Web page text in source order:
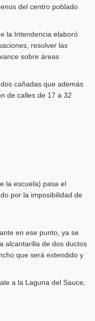
del centro poblado
la Intendencia elaboró
resolver las
sobre áreas
cañadas que además
de calles de 17 a 32
la escuela) pasa el
por la imposibilidad de
en ese punto, ya se
alcantarilla de dos ductos
que será extendido y
a la Laguna del Sauce,